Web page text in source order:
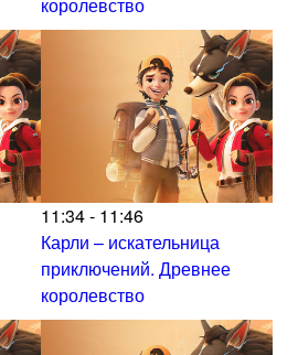
11:34 - 11:46
Карли – искательница
приключений. Древнее
королевство